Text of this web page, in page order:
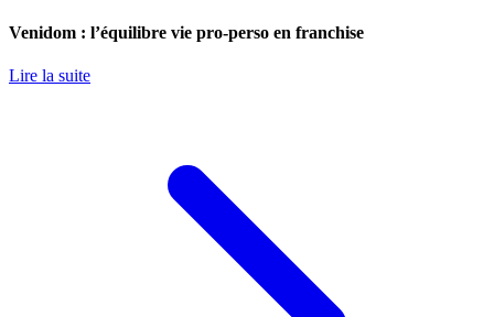
Venidom : l’équilibre vie pro-perso en franchise
Lire la suite